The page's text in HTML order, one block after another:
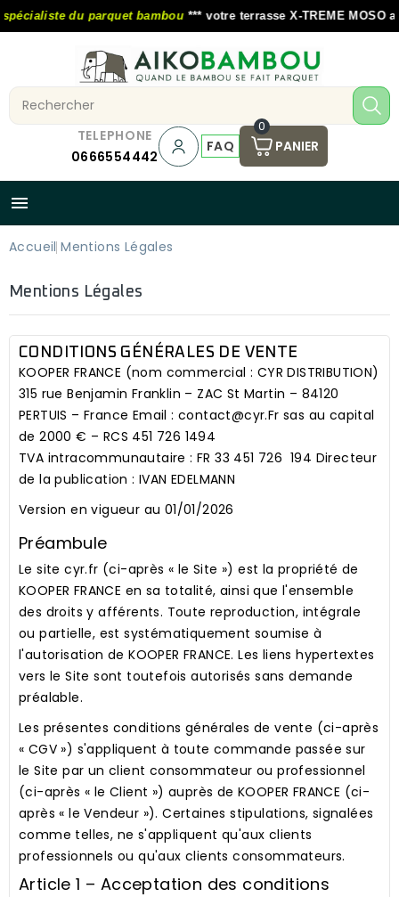
du parquet bambou*** votre terrasse X-TREME MOSO au tarif
TELEPHONE
0666554442
FAQ
0
PANIER

Accueil Mentions Légales
Mentions Légales
CONDITIONS GÉNÉRALES DE VENTE
KOOPER FRANCE (nom commercial : CYR DISTRIBUTION)
315 rue Benjamin Franklin – ZAC St Martin – 84120
PERTUIS – France Email : contact@cyr.Fr sas au capital
de 2000 € – RCS 451 726 1494
TVA intracommunautaire : FR 33 451 726 194 Directeur
de la publication : IVAN EDELMANN
Version en vigueur au 01/01/2026
Préambule
Le site cyr.fr (ci-après « le Site ») est la propriété de
KOOPER FRANCE en sa totalité, ainsi que l'ensemble
des droits y afférents. Toute reproduction, intégrale
ou partielle, est systématiquement soumise à
l'autorisation de KOOPER FRANCE. Les liens hypertextes
vers le Site sont toutefois autorisés sans demande
préalable.
Les présentes conditions générales de vente (ci-après
« CGV ») s'appliquent à toute commande passée sur
le Site par un client consommateur ou professionnel
(ci-après « le Client ») auprès de KOOPER FRANCE (ci-
après « le Vendeur »). Certaines stipulations, signalées
comme telles, ne s'appliquent qu'aux clients
professionnels ou qu'aux clients consommateurs.
Article 1 – Acceptation des conditions